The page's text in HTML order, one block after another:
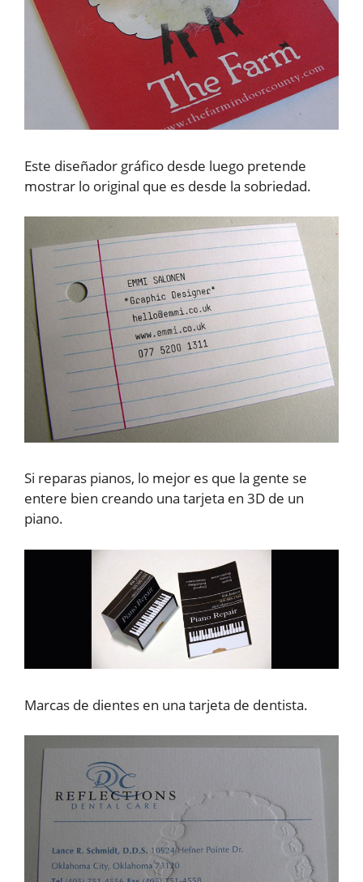
Este diseñador gráfico desde luego pretende
mostrar lo original que es desde la sobriedad.
Si reparas pianos, lo mejor es que la gente se
entere bien creando una tarjeta en 3D de un
piano.
Marcas de dientes en una tarjeta de dentista.